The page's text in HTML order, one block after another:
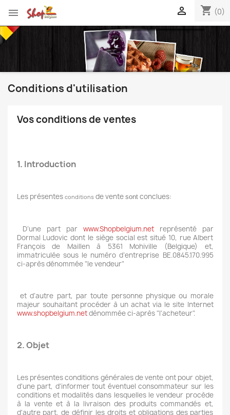
 shopping_cart (0)

Conditions d'utilisation
Vos conditions de ventes
1. Introduction
Les présentes conditionsde vente sontconclues:
D’une part par www.Shopbelgium.netreprésenté par
Dormal Ludovic dont le siège social est situé 10, rue Albert
François de Maillen à 5361 Mohiville (Belgique) et,
immatriculée sous le numéro d’entreprise BE.0845.170.995
ci-après dénommée "le vendeur"
et d’autre part, par toute personne physique ou morale
majeur souhaitant procéder à un achat via le site Internet
www.shopbelgium.netdénommée ci-après "l'acheteur".
2. Objet
Les présentes conditions générales de vente ont pour objet,
d'une part, d'informer tout éventuel consommateur sur les
conditions et modalités dans lesquelles le vendeur procède
à la vente et à la livraison des produits commandés et,
d'autre part, de définir les droits et obligations des parties